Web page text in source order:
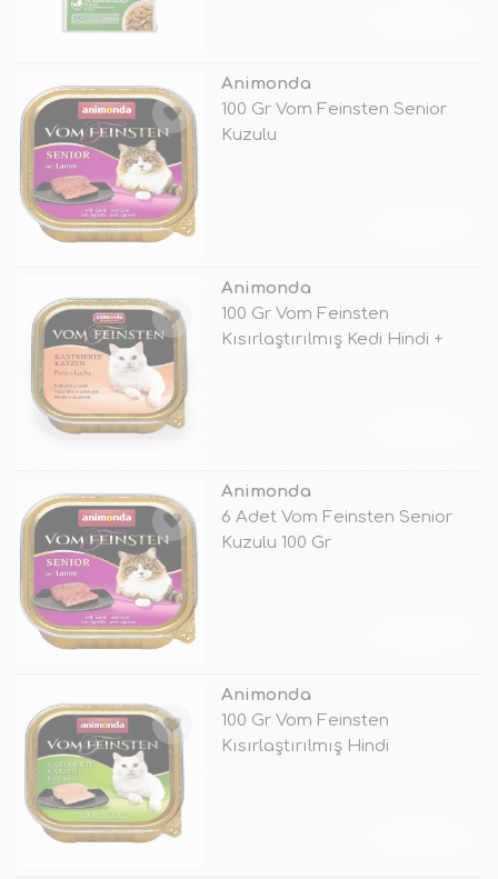
Animonda
100 Gr Vom Feinsten Senior
Kuzulu
Animonda
100 Gr Vom Feinsten
Kısırlaştırılmış Kedi Hindi +
Animonda
6 Adet Vom Feinsten Senior
Kuzulu 100 Gr
Animonda
100 Gr Vom Feinsten
Kısırlaştırılmış Hindi